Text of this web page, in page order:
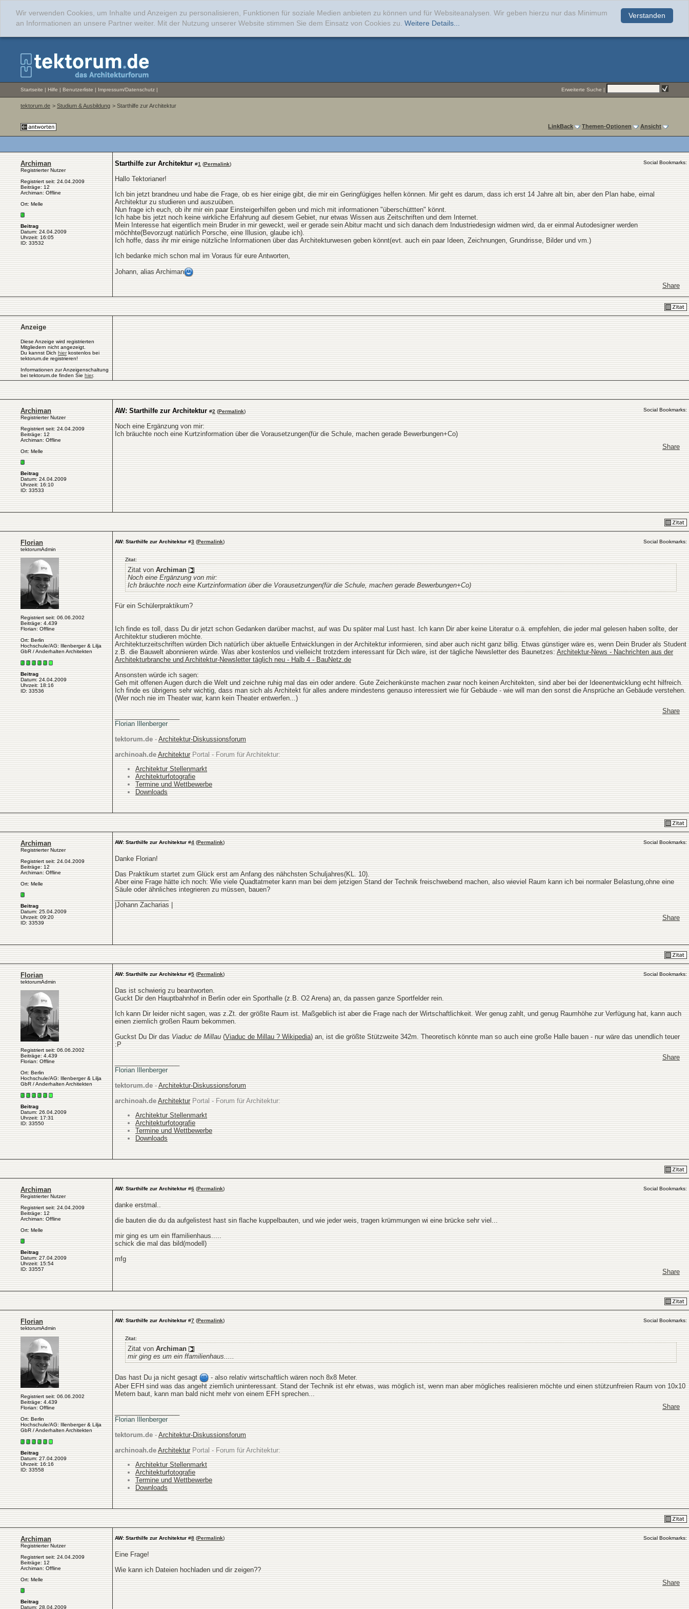
Verstanden
Wir verwenden Cookies, um Inhalte und Anzeigen zu personalisieren, Funktionen für soziale Medien anbieten zu können und für Websiteanalysen. Wir geben hierzu nur das Minimum
an Informationen an unsere Partner weiter. Mit der Nutzung unserer Website stimmen Sie dem Einsatz von Cookies zu. Weitere Details...
Startseite | Hilfe | Benutzerliste | Impressum/Datenschutz | Erweiterte Suche |
tektorum.de > Studium & Ausbildung > Starthilfe zur Architektur
LinkBack Themen-Optionen Ansicht
Archiman
Registrierter Nutzer
Registriert seit: 24.04.2009
Beiträge: 12
Archiman: Offline
Ort: Melle
Beitrag
Datum: 24.04.2009
Uhrzeit: 16:05
ID: 33532
Starthilfe zur Architektur #1 (Permalink) Social Bookmarks:
Hallo Tektorianer!
Ich bin jetzt brandneu und habe die Frage, ob es hier einige gibt, die mir ein Geringfügiges helfen können. Mir geht es darum, dass ich erst 14 Jahre alt bin, aber den Plan habe, eimal
Architektur zu studieren und auszuüben.
Nun frage ich euch, ob ihr mir ein paar Einsteigerhilfen geben und mich mit informationen "überschüttten" könnt.
Ich habe bis jetzt noch keine wirkliche Erfahrung auf diesem Gebiet, nur etwas Wissen aus Zeitschriften und dem Internet.
Mein Interesse hat eigentlich mein Bruder in mir geweckt, weil er gerade sein Abitur macht und sich danach dem Industriedesign widmen wird, da er einmal Autodesigner werden
möchhte(Bevorzugt natürlich Porsche, eine Illusion, glaube ich).
Ich hoffe, dass ihr mir einige nützliche Informationen über das Architekturwesen geben könnt(evt. auch ein paar Ideen, Zeichnungen, Grundrisse, Bilder und vm.)
Ich bedanke mich schon mal im Voraus für eure Antworten,
Johann, alias Archiman
Share
Anzeige
Diese Anzeige wird registrierten
Mitgliedern nicht angezeigt.
Du kannst Dich hierkostenlos bei
tektorum.de registrieren!
Informationen zur Anzeigenschaltung
bei tektorum.de finden Sie hier.
Archiman
Registrierter Nutzer
Registriert seit: 24.04.2009
Beiträge: 12
Archiman: Offline
Ort: Melle
Beitrag
Datum: 24.04.2009
Uhrzeit: 16:10
ID: 33533
AW: Starthilfe zur Architektur #2 (Permalink) Social Bookmarks:
Noch eine Ergänzung von mir:
Ich bräuchte noch eine Kurtzinformation über die Vorausetzungen(für die Schule, machen gerade Bewerbungen+Co)
Share
Florian
tektorumAdmin
Registriert seit: 06.06.2002
Beiträge: 4.439
Florian: Offline
Ort: Berlin
Hochschule/AG: Illenberger & Lilja
GbR / Anderhalten Architekten
Beitrag
Datum: 24.04.2009
Uhrzeit: 18:16
ID: 33536
AW: Starthilfe zur Architektur #3 (Permalink) Social Bookmarks:
Zitat:
Zitat von Archiman
Noch eine Ergänzung von mir:
Ich bräuchte noch eine Kurtzinformation über die Vorausetzungen(für die Schule, machen gerade Bewerbungen+Co)
Für ein Schülerpraktikum?
Ich finde es toll, dass Du dir jetzt schon Gedanken darüber machst, auf was Du später mal Lust hast. Ich kann Dir aber keine Literatur o.ä. empfehlen, die jeder mal gelesen haben sollte, der
Architektur studieren möchte.
Architekturzeitschriften würden Dich natürlich über aktuelle Entwicklungen in der Architektur informieren, sind aber auch nicht ganz billig. Etwas günstiger wäre es, wenn Dein Bruder als Student
z.B. die Bauwelt abonnieren würde. Was aber kostenlos und vielleicht trotzdem interessant für Dich wäre, ist der tägliche Newsletter des Baunetzes: Architektur-News - Nachrichten aus der
Architekturbranche und Architektur-Newsletter täglich neu - Halb 4 - BauNetz.de
Ansonsten würde ich sagen:
Geh mit offenen Augen durch die Welt und zeichne ruhig mal das ein oder andere. Gute Zeichenkünste machen zwar noch keinen Architekten, sind aber bei der Ideenentwicklung echt hilfreich.
Ich finde es übrigens sehr wichtig, dass man sich als Architekt für alles andere mindestens genauso interessiert wie für Gebäude - wie will man den sonst die Ansprüche an Gebäude verstehen.
(Wer noch nie im Theater war, kann kein Theater entwerfen...)
Share
Florian Illenberger
tektorum.de - Architektur-Diskussionsforum
archinoah.de Architektur Portal - Forum für Architektur:
Architektur Stellenmarkt
Architekturfotografie
Termine und Wettbewerbe
Downloads
Archiman
Registrierter Nutzer
Registriert seit: 24.04.2009
Beiträge: 12
Archiman: Offline
Ort: Melle
Beitrag
Datum: 25.04.2009
Uhrzeit: 09:20
ID: 33539
AW: Starthilfe zur Architektur #4 (Permalink) Social Bookmarks:
Danke Florian!
Das Praktikum startet zum Glück erst am Anfang des nähchsten Schuljahres(KL. 10).
Aber eine Frage hätte ich noch: Wie viele Quadtatmeter kann man bei dem jetzigen Stand der Technik freischwebend machen, also wieviel Raum kann ich bei normaler Belastung,ohne eine
Säule oder ähnliches integrieren zu müssen, bauen?
|Johann Zacharias |
Share
Florian
tektorumAdmin
Registriert seit: 06.06.2002
Beiträge: 4.439
Florian: Offline
Ort: Berlin
Hochschule/AG: Illenberger & Lilja
GbR / Anderhalten Architekten
Beitrag
Datum: 26.04.2009
Uhrzeit: 17:31
ID: 33550
AW: Starthilfe zur Architektur #5 (Permalink) Social Bookmarks:
Das ist schwierig zu beantworten.
Guckt Dir den Hauptbahnhof in Berlin oder ein Sporthalle (z.B. O2 Arena) an, da passen ganze Sportfelder rein.
Ich kann Dir leider nicht sagen, was z.Zt. der größte Raum ist. Maßgeblich ist aber die Frage nach der Wirtschaftlichkeit. Wer genug zahlt, und genug Raumhöhe zur Verfügung hat, kann auch
einen ziemlich großen Raum bekommen.
Guckst Du Dir das Viaduc de Millau (Viaduc de Millau ? Wikipedia) an, ist die größte Stützweite 342m. Theoretisch könnte man so auch eine große Halle bauen - nur wäre das unendlich teuer
:P
Share
Florian Illenberger
tektorum.de - Architektur-Diskussionsforum
archinoah.de Architektur Portal - Forum für Architektur:
Architektur Stellenmarkt
Architekturfotografie
Termine und Wettbewerbe
Downloads
Archiman
Registrierter Nutzer
Registriert seit: 24.04.2009
Beiträge: 12
Archiman: Offline
Ort: Melle
Beitrag
Datum: 27.04.2009
Uhrzeit: 15:54
ID: 33557
AW: Starthilfe zur Architektur #6 (Permalink) Social Bookmarks:
danke erstmal..
die bauten die du da aufgelistest hast sin flache kuppelbauten, und wie jeder weis, tragen krümmungen wi eine brücke sehr viel...
mir ging es um ein ffamilienhaus.....
schick die mal das bild(modell)
mfg
Share
Florian
tektorumAdmin
Registriert seit: 06.06.2002
Beiträge: 4.439
Florian: Offline
Ort: Berlin
Hochschule/AG: Illenberger & Lilja
GbR / Anderhalten Architekten
Beitrag
Datum: 27.04.2009
Uhrzeit: 16:16
ID: 33558
AW: Starthilfe zur Architektur #7 (Permalink) Social Bookmarks:
Zitat:
Zitat von Archiman
mir ging es um ein ffamilienhaus.....
Das hast Du ja nicht gesagt
- also relativ wirtschaftlich wären noch 8x8 Meter.
Aber EFH sind was das angeht ziemlich uninteressant. Stand der Technik ist ehr etwas, was möglich ist, wenn man aber mögliches realisieren möchte und einen stützunfreien Raum von 10x10
Metern baut, kann man bald nicht mehr von einem EFH sprechen...
Share
Florian Illenberger
tektorum.de - Architektur-Diskussionsforum
archinoah.de ArchitekturPortal - Forum für Architektur:
Architektur Stellenmarkt
Architekturfotografie
Termine und Wettbewerbe
Downloads
Archiman
Registrierter Nutzer
Registriert seit: 24.04.2009
Beiträge: 12
Archiman: Offline
Ort: Melle
Beitrag
Datum: 28.04.2009
AW: Starthilfe zur Architektur #8 (Permalink) Social Bookmarks:
Eine Frage!
Wie kann ich Dateien hochladen und dir zeigen??
Share